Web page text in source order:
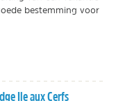
bestemming voor
Ile aux Cerfs